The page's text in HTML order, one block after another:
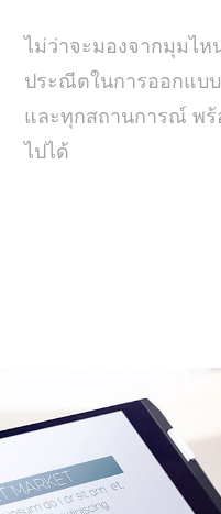
ไม่ว่าจะมองจากมุมไ
ประณีตในการออกแบ
และทุกสถานการณ์ พร้
ไปได้